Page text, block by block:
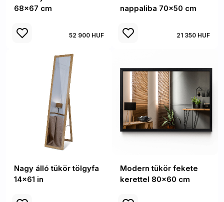
68x67 cm
52 900 HUF
nappaliba 70x50 cm
21 350 HUF
Nagy álló tükör tölgyfa
14x61 in
Modern tükör fekete
kerettel 80x60 cm